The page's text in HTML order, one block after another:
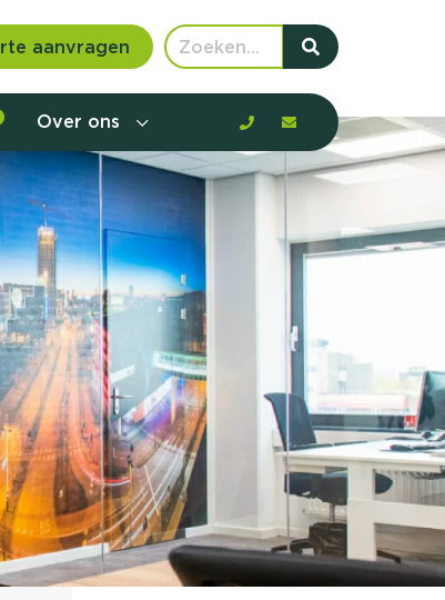
aanvragen
en aanbod door de
barrières en gedrag in kaart te
hoe?
Over ons